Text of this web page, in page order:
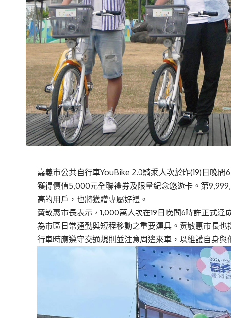
嘉義市公共自行車YouBike 2.0騎乘人次於昨(19) 日晚間6
獲得價值5,000元全聯禮券及限量紀念悠遊卡。第
高的用戶，也將獲贈專屬好禮。
黃敏惠市長表示，1,000萬人次在19 日晚間6時許正式達
為市區日常通勤與短程移動之重要運具。黃敏惠市長
行車時應遵守交通規則並注意周邊來車，以維護自身與